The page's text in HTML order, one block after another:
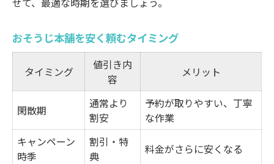
おそうじ本舗を安く頼むタイミング
タイミング
値引き内
容
メリット
閑散期
通常より
割安
予約が取りやすい、丁寧
な作業
キャンペーン
時季
割引・特
典
料金がさらに安くなる